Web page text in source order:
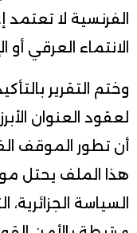
الفرنسية لا
الانتماء العرقي أو
وختم التقرير
لعقود العنوان
أن تطور الموقف
هذا الملف يحتل
السياسة الجزائرية،